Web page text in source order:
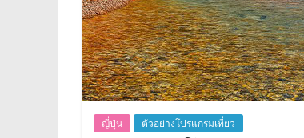
ญี่ปุ่น ตัวอย่างโปรแกรมเที่ยว